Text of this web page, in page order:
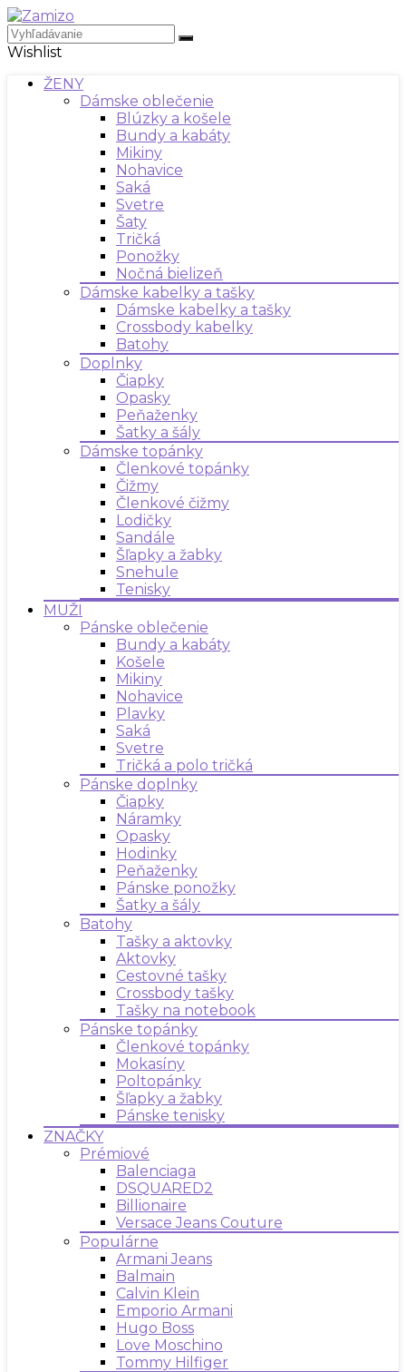
Wishlist
ŽENY
Dámske oblečenie
Blúzky a košele
Bundy a kabáty
Mikiny
Nohavice
Saká
Svetre
Šaty
Tričká
Ponožky
Nočná bielizeň
Dámske kabelky a tašky
Dámske kabelky a tašky
Crossbody kabelky
Batohy
Doplnky
Čiapky
Opasky
Peňaženky
Šatky a šály
Dámske topánky
Členkové topánky
Čižmy
Členkové čižmy
Lodičky
Sandále
Šľapky a žabky
Snehule
Tenisky
MUŽI
Pánske oblečenie
Bundy a kabáty
Košele
Mikiny
Nohavice
Plavky
Saká
Svetre
Tričká a polo tričká
Pánske doplnky
Čiapky
Náramky
Opasky
Hodinky
Peňaženky
Pánske ponožky
Šatky a šály
Batohy
Tašky a aktovky
Aktovky
Cestovné tašky
Crossbody tašky
Tašky na notebook
Pánske topánky
Členkové topánky
Mokasíny
Poltopánky
Šľapky a žabky
Pánske tenisky
ZNAČKY
Prémiové
Balenciaga
DSQUARED2
Billionaire
Versace Jeans Couture
Populárne
Armani Jeans
Balmain
Calvin Klein
Emporio Armani
Hugo Boss
Love Moschino
Tommy Hilfiger